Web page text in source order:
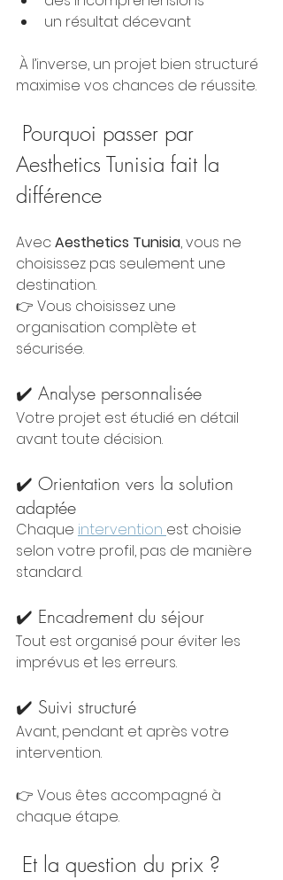
un résultat décevant
maximise vos chances de réussite.
Aesthetics Tunisia fait la
différence
Avec Aesthetics Tunisia, vous ne
choisissez pas seulement une
destination.
👉 Vous choisissez une
organisation complète et
sécurisée.
✔️ Analyse personnalisée
Votre projet est étudié en détail
avant toute décision.
✔️ Orientation vers la solution
adaptée
Chaque intervention est choisie
selon votre profil, pas de manière
standard.
✔️ Encadrement du séjour
Tout est organisé pour éviter les
imprévus et les erreurs.
✔️ Suivi structuré
Avant, pendant et après votre
intervention.
👉 Vous êtes accompagné à
chaque étape.
Et la question du prix ?